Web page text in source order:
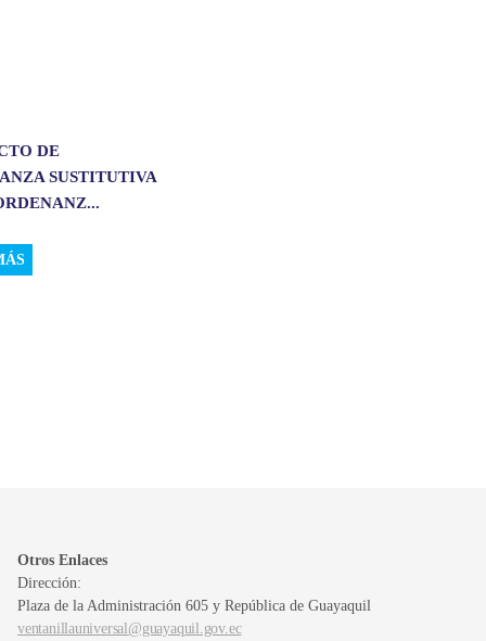
DE
SUSTITUTIVA
Otros Enlaces
Dirección:
Plaza de la Administración 605 y República de Guayaquil
ventanillauniversal@guayaquil.gov.ec